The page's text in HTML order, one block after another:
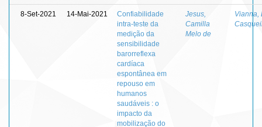
8-Set-2021 14-Mai-2021
Confiabilidade
intra-teste da
medição da
sensibilidade
barorreflexa
cardíaca
espontânea em
repouso em
humanos
saudáveis : o
impacto da
mobilização do
Jesus,
Camilla
Melo de
Vianna,